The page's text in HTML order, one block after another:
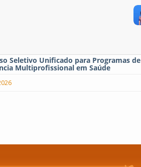
Seletivo Unificado para Programas de
Multiprofissional em Saúde